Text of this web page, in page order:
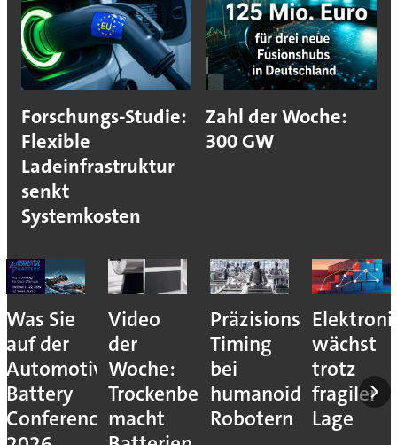
Forschungs-Studie:
Flexible
Ladeinfrastruktur
senkt
Systemkosten
Zahl der Woche:
300 GW
Was Sie
auf der
Automotive
Battery
Conference
Video
der
Woche:
Trockenbeschichtung
macht
Präzisions-
Timing
bei
humanoiden
Robotern
wächst
trotz
fragiler
Lage